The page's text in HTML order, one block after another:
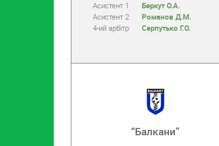
Асистент 1
Беркут О.А.
Асистент 2
Романов Д.М.
4-ий арбітр
Серпутько Г.О.
“Балкани”